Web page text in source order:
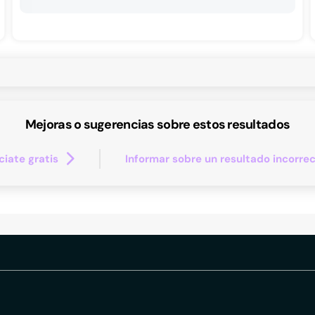
Mejoras o sugerencias sobre estos resultados
gratis Informar sobre un resultado